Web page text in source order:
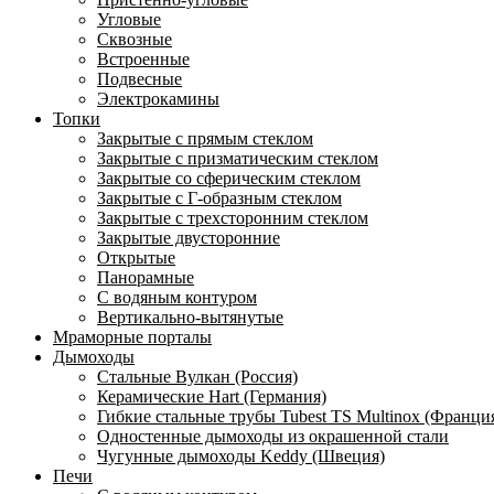
Угловые
Сквозные
Встроенные
Подвесные
Электрокамины
Топки
Закрытые с прямым стеклом
Закрытые с призматическим стеклом
Закрытые со сферическим стеклом
Закрытые с Г-образным стеклом
Закрытые с трехсторонним стеклом
Закрытые двусторонние
Открытые
Панорамные
С водяным контуром
Вертикально-вытянутые
Мраморные порталы
Дымоходы
Стальные Вулкан (Россия)
Керамические Hart (Германия)
Гибкие стальные трубы Tubest TS Multinox
Одностенные дымоходы из окрашенной стали
Чугунные дымоходы Keddy (Швеция)
Печи